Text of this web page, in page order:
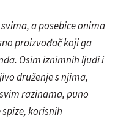
a posebice onima
proizvođač koji ga
Osim iznimnih ljudi i
druženje s njima,
razinama, puno
korisnih